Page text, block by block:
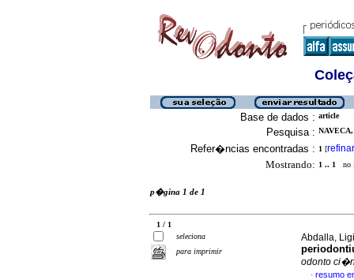
Base de dados : article
Pesquisa :
Refer�ncias encontradas : 1 [refinar
Mostrando: 1 .. 1 no
p�gina 1 de 1
1 / 1
seleciona
para imprimir
Abdalla,
odonto
· resumo